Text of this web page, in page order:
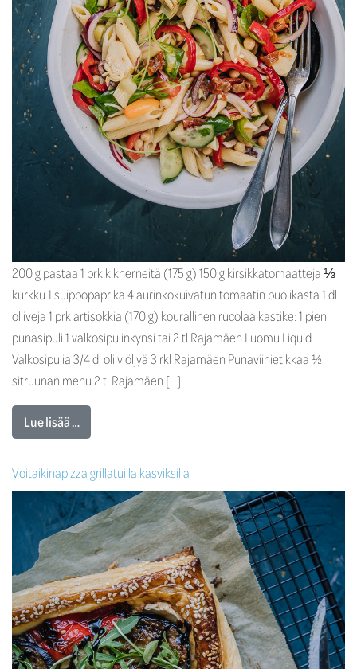
200 g pastaa 1 prk kikherneitä (175 g) 150 g kirsikkatomaatteja ⅓
kurkku 1 suippopaprika 4 aurinkokuivatun tomaatin puolikasta 1 dl
oliiveja 1 prk artisokkia (170 g) kourallinen rucolaa kastike: 1 pieni
punasipuli 1 valkosipulinkynsi tai 2 tl Rajamäen Luomu Liquid
Valkosipulia 3/4 dl oliiviöljyä 3 rkl Rajamäen Punaviinietikkaa ½
sitruunan mehu 2 tl Rajamäen […]
Lue lisää …
Voitaikinapizza grillatuilla kasviksilla